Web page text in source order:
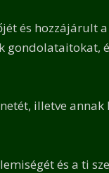
és hozzájárult
illetve annak
és a ti